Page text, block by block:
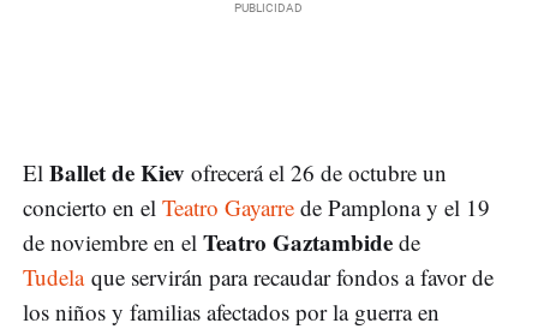
El Ballet de Kiev ofrecerá el 26 de octubre un
concierto en el Teatro Gayarre de Pamplona y el 19
de noviembre en el Teatro Gaztambide de
Tudelaque servirán para recaudar fondos a favor de
los niños y familias afectados por la guerra en